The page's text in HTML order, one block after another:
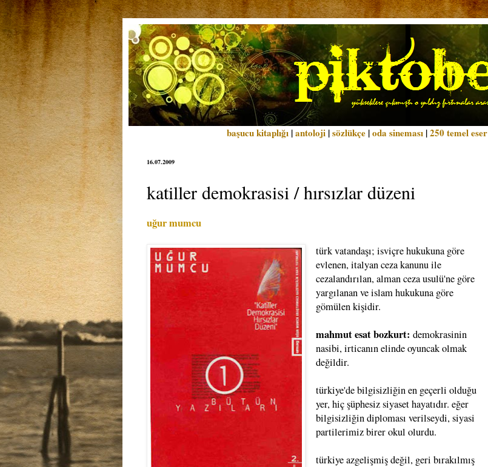
başucu kitaplığı |antoloji |sözlükçe |oda sineması |250 temel eser
16.07.2009
katiller demokrasisi / hırsızlar düzeni
uğur mumcu
türk vatandaşı; isviçre hukukuna göre
evlenen, italyan ceza kanunu ile
cezalandırılan, alman ceza usulü'ne göre
yargılanan ve islam hukukuna göre
gömülen kişidir.
mahmut esat bozkurt: demokrasinin
nasibi, irticanın elinde oyuncak olmak
değildir.
türkiye'de bilgisizliğin en geçerli olduğu
yer, hiç şüphesiz siyaset hayatıdır. eğer
bilgisizliğin diploması verilseydi, siyasi
partilerimiz birer okul olurdu.
türkiye azgelişmiş değil, geri bırakılmış